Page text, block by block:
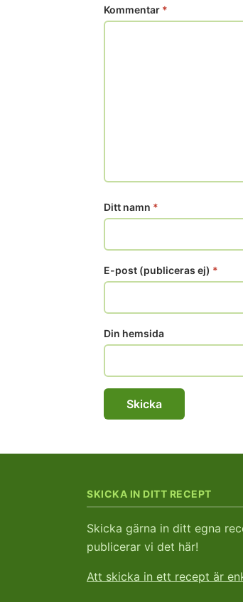
Kommentar *
Ditt namn *
E-post (publiceras ej) *
Din hemsida
SKICKA IN DITT RECEPT
Skicka gärna in ditt egna
publicerar vi det här!
Att skicka in ett recept är